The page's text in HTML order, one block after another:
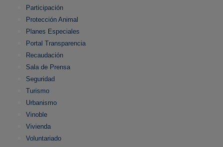
Participación
Protección Animal
Planes Especiales
Portal Transparencia
Recaudación
Sala de Prensa
Seguridad
Turismo
Urbanismo
Vinoble
Vivienda
Voluntariado